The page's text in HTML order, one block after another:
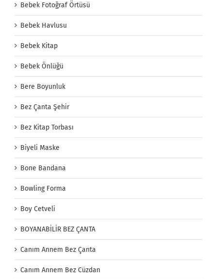
Bebek Fotoğraf Örtüsü
Bebek Havlusu
Bebek Kitap
Bebek Önlüğü
Bere Boyunluk
Bez Çanta Şehir
Bez Kitap Torbası
Biyeli Maske
Bone Bandana
Bowling Forma
Boy Cetveli
BOYANABİLİR BEZ ÇANTA
Canım Annem Bez Çanta
Canım Annem Bez Cüzdan